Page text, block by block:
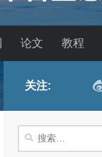
论文 教程
关注:
搜
索：